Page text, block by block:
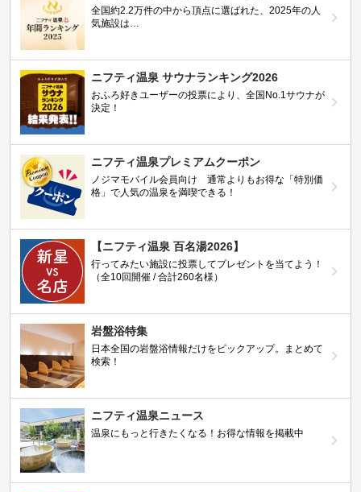
全国約2.2万件の中から頂点に選ばれた、2025年の人
気施設は…
ニフティ温泉 サウナランキング2026
おふろ好きユーザーの投票により、全国No.1サウナが
決定！
ニフティ温泉プレミアムクーポン
ノジマモバイル会員向け 通常よりもお得な「特別価
格」で人気の温泉を満喫できる！
【ニフティ温泉 百名湯2026】
行ってみたい施設に投票してプレゼントを当てよう！
（全10回開催 / 合計260名様）
岩盤浴特集
日本全国の岩盤浴情報だけをピックアップ。まとめて
検索！
ニフティ温泉ニュース
温泉にもっと行きたくなる！お得な情報を掲載中